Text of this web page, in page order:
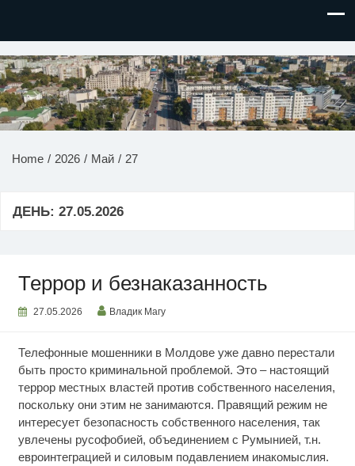
НОВОСТИ ПРИДНЕСТРОВЬЯ
Home 2026 Май 27
ДЕНЬ: 27.05.2026
Террор и безнаказанность
27.05.2026 Владик Магу
Телефонные мошенники в Молдове уже давно перестали
быть просто криминальной проблемой. Это – настоящий
террор местных властей против собственного населения,
поскольку они этим не занимаются. Правящий режим не
интересует безопасность собственного населения, так
увлечены русофобией, объединением с Румынией, т.н.
евроинтеграцией и силовым подавлением инакомыслия.